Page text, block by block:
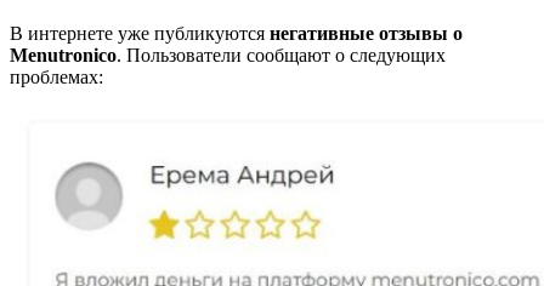
В интернете уже публикуются негативные отзывы о
Menutronico. Пользователи сообщают о следующих
проблемах: